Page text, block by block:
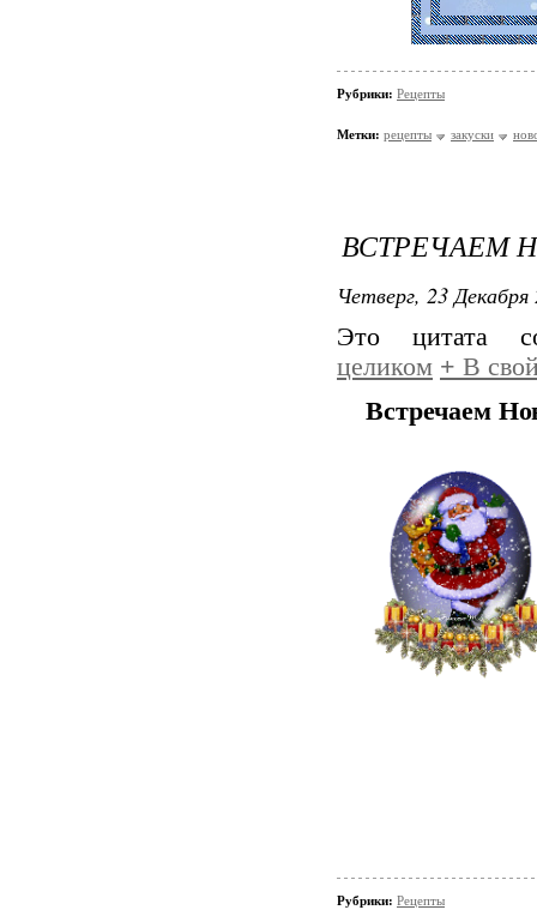
Рубрики: Рецепты
Метки: рецепты закуски
ВСТРЕЧАЕМ
Четверг, 23
Это цитата
целиком + В
Встречаем
Рубрики: Рецепты